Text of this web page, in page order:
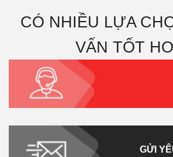
CÓ NHIỀU LỰA
VẤN TỐT
GỬI